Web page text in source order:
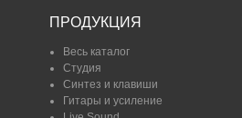
ПРОДУКЦИЯ
Весь каталог
Студия
Синтез и клавиши
Гитары и усиление